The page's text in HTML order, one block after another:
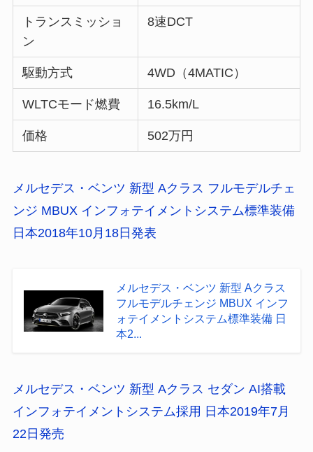
トランスミッショ
ン
8速DCT
駆動方式 4WD（4MATIC）
WLTCモード燃費 16.5km/L
価格 502万円
メルセデス・ベンツ 新型 Aクラス フルモデルチェ
ンジ MBUX インフォテイメントシステム標準装備
日本2018年10月18日発表
メルセデス・ベンツ 新型 Aクラス
フルモデルチェンジ MBUX インフ
ォテイメントシステム標準装備 日
本2...
メルセデス・ベンツ 新型 Aクラス セダン AI搭載
インフォテイメントシステム採用 日本2019年7月
22日発売